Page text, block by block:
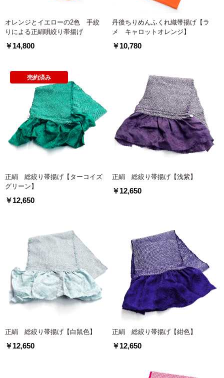
オレンジとイエローの2色 手絞
りによる正絹唄絞り帯揚げ
￥14,800
丹後ちりめんふくれ織帯揚げ【ラ
メ キャロットオレンジ】
￥10,780
正絹 総絞り帯揚げ【ターコイズ
グリーン】
￥12,650
売約済み
正絹 総絞り帯揚げ【浅紫】
￥12,650
正絹 総絞り帯揚げ【白鼠色】
￥12,650
正絹 総絞り帯揚げ【紺色】
￥12,650